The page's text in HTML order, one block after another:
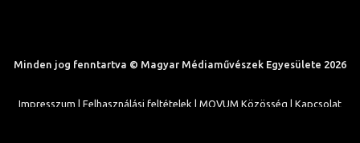
Minden jog fenntartva © Magyar Médiaművészek Egyesülete 2026
Impresszum | Felhasználási feltételek | MOVUM Közösség | Kapcsolat